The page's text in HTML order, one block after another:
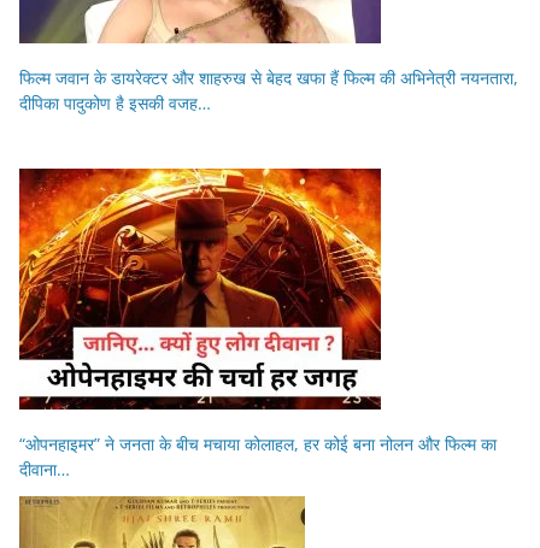
फिल्म जवान के डायरेक्टर और शाहरुख से बेहद खफा हैं फिल्म की अभिनेत्री नयनतारा,
दीपिका पादुकोण है इसकी वजह…
“ओपनहाइमर” ने जनता के बीच मचाया कोलाहल, हर कोई बना नोलन और फिल्म का
दीवाना…